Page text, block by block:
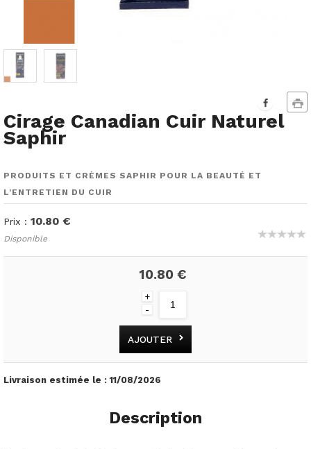
Cirage Canadian Cuir Naturel
Saphir
PRODUITS ET CRÈMES SAPHIR POUR LA BEAUTÉ ET
L'ENTRETIEN DU CUIR
Prix : 10.80 €
Disponible
10.80 €
+
-
AJOUTER
Livraison estimée le :11/08/2026
Description